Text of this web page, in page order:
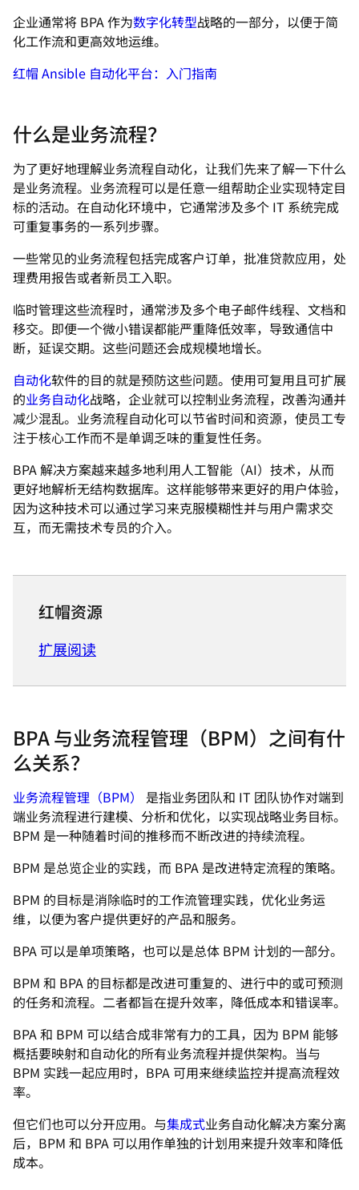
企业通常将 BPA 作为数字化转型战略的一部分，以便于简
化工作流和更高效地运维。
红帽 Ansible 自动化平台：入门指南
什么是业务流程？
为了更好地理解业务流程自动化，让我们先来了解一下什么
是业务流程。业务流程可以是任意一组帮助企业实现特定目
标的活动。在自动化环境中，它通常涉及多个 IT 系统完成
可重复事务的一系列步骤。
一些常见的业务流程包括完成客户订单，批准贷款应用，处
理费用报告或者新员工入职。
临时管理这些流程时，通常涉及多个电子邮件线程、文档和
移交。即便一个微小错误都能严重降低效率，导致通信中
断，延误交期。这些问题还会成规模地增长。
自动化软件的目的就是预防这些问题。使用可复用且可扩展
的业务自动化战略，企业就可以控制业务流程，改善沟通并
减少混乱。业务流程自动化可以节省时间和资源，使员工专
注于核心工作而不是单调乏味的重复性任务。
BPA 解决方案越来越多地利用人工智能（AI）技术，从而
更好地解析无结构数据库。这样能够带来更好的用户体验，
因为这种技术可以通过学习来克服模糊性并与用户需求交
互，而无需技术专员的介入。
红帽资源
扩展阅读
BPA 与业务流程管理（BPM）之间有什
么关系？
业务流程管理（BPM）
是指业务团队和 IT 团队协作对端到
端业务流程进行建模、分析和优化，以实现战略业务目标。
BPM 是一种随着时间的推移而不断改进的持续流程。
BPM 是总览企业的实践，而 BPA 是改进特定流程的策略。
BPM 的目标是消除临时的工作流管理实践，优化业务运
维，以便为客户提供更好的产品和服务。
BPA 可以是单项策略，也可以是总体 BPM 计划的一部分。
BPM 和 BPA 的目标都是改进可重复的、进行中的或可预测
的任务和流程。二者都旨在提升效率，降低成本和错误率。
BPA 和 BPM 可以结合成非常有力的工具，因为 BPM 能够
概括要映射和自动化的所有业务流程并提供架构。当与
BPM 实践一起应用时，BPA 可用来继续监控并提高流程效
率。
但它们也可以分开应用。与集成式业务自动化解决方案分离
后，BPM 和 BPA 可以用作单独的计划用来提升效率和降低
成本。